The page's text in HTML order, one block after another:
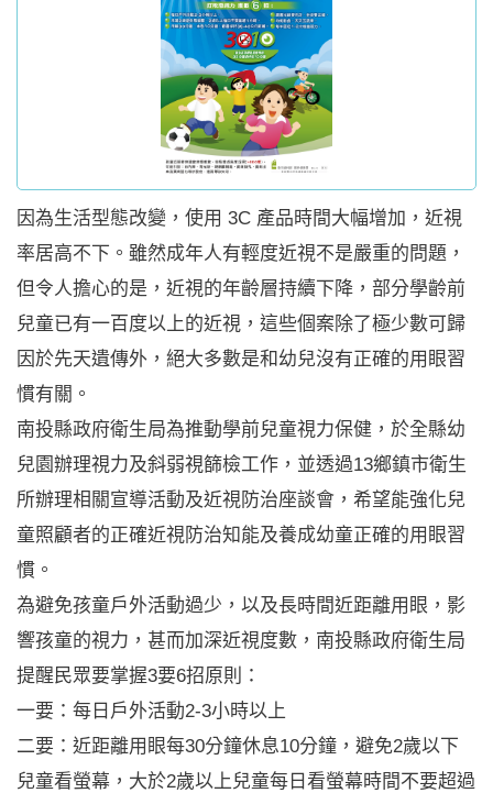
因為生活型態改變，使用 3C 產品時間大幅增加，近視
率居高不下。雖然成年人有輕度近視不是嚴重的問題，
但令人擔心的是，近視的年齡層持續下降，部分學齡前
兒童已有一百度以上的近視，這些個案除了極少數可歸
因於先天遺傳外，絕大多數是和幼兒沒有正確的用眼習
慣有關。
南投縣政府衛生局為推動學前兒童視力保健，於全縣幼
兒園辦理視力及斜弱視篩檢工作，並透過13鄉鎮市衛生
所辦理相關宣導活動及近視防治座談會，希望能強化兒
童照顧者的正確近視防治知能及養成幼童正確的用眼習
慣。
為避免孩童戶外活動過少，以及長時間近距離用眼，影
響孩童的視力，甚而加深近視度數，南投縣政府衛生局
提醒民眾要掌握3要6招原則：
一要：每日戶外活動2-3小時以上
二要：近距離用眼每30分鐘休息10分鐘，避免2歲以下
兒童看螢幕，大於2歲以上兒童每日看螢幕時間不要超過